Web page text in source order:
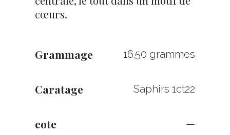
cœurs.
Grammage 16.50 grammes
Caratage Saphirs 1ct22
cote —